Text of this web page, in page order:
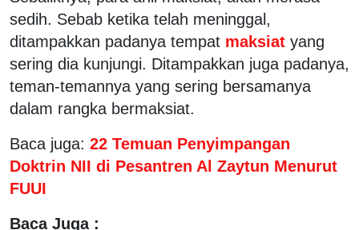
sedih. Sebab ketika telah meninggal,
ditampakkan padanya tempat maksiat yang
sering dia kunjungi. Ditampakkan juga padanya,
teman-temannya yang sering bersamanya
dalam rangka bermaksiat.
Baca juga: 22 Temuan Penyimpangan
Doktrin NII di Pesantren Al Zaytun Menurut
FUUI
Baca Juga :